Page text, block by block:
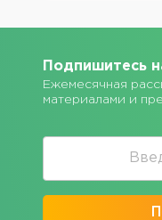
Подпишитесь
Ежемесячная
материалами и